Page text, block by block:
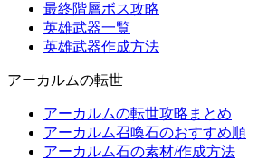
最終階層ボス攻略
英雄武器一覧
英雄武器作成方法
アーカルムの転世
アーカルムの転世攻略まとめ
アーカルム召喚石のおすすめ順
アーカルム石の素材/作成方法